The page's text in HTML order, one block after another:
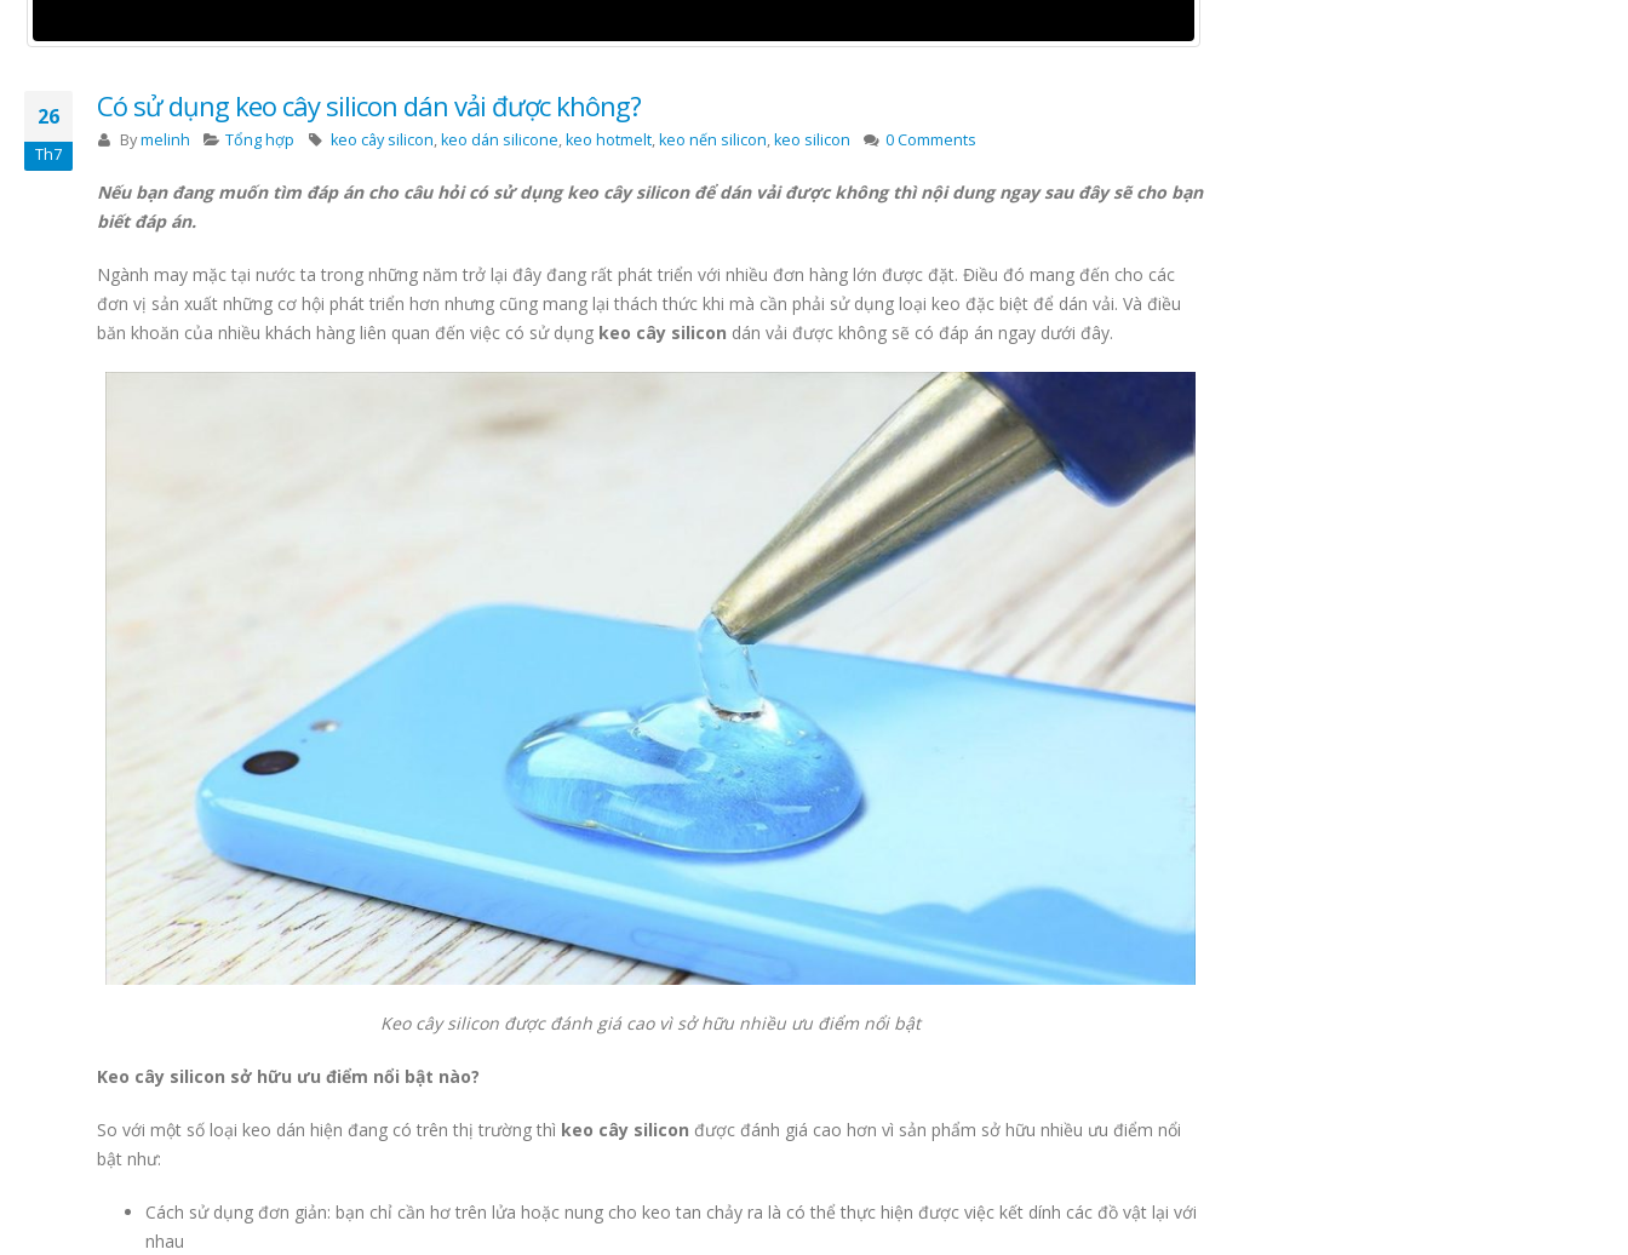
26
Th7
Có sử dụng keo cây silicon dán vải được không?
Bymelinh Tổng hợp keo cây silicon,keo dán silicone,keo hotmelt,keo nến silicon,keo silicon 0 Comments
Nếu bạn đang muốn tìm đáp án cho câu hỏi có sử dụng keo cây silicon để dán vải được không thì nội dung ngay sau đây sẽ cho bạn
biết đáp án.
Ngành may mặc tại nước ta trong những năm trở lại đây đang rất phát triển với nhiều đơn hàng lớn được đặt. Điều đó mang đến cho các
đơn vị sản xuất những cơ hội phát triển hơn nhưng cũng mang lại thách thức khi mà cần phải sử dụng loại keo đặc biệt để dán vải. Và điều
băn khoăn của nhiều khách hàng liên quan đến việc có sử dụng keo cây silicon dán vải được không sẽ có đáp án ngay dưới đây.
Keo cây silicon được đánh giá cao vì sở hữu nhiều ưu điểm nổi bật
Keo cây silicon sở hữu ưu điểm nổi bật nào?
So với một số loại keo dán hiện đang có trên thị trường thì keo cây silicon được đánh giá cao hơn vì sản phẩm sở hữu nhiều ưu điểm nổi
bật như:
Cách sử dụng đơn giản: bạn chỉ cần hơ trên lửa hoặc nung cho keo tan chảy ra là có thể thực hiện được việc kết dính các đồ vật lại với
nhau